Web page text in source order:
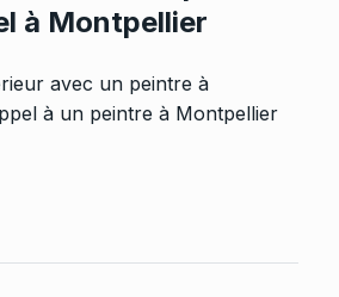
à Montpellier
avec un peintre à
à un peintre à Montpellier